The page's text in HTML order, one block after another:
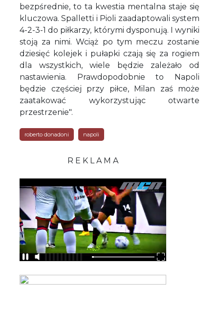
bezpśrednie, to ta kwestia mentalna staje się
kluczowa. Spalletti i Pioli zaadaptowali system
4-2-3-1 do piłkarzy, którymi dysponują. I wyniki
stoją za nimi. Wciąż po tym meczu zostanie
dziesięć kolejek i pułapki czają się za rogiem
dla wszystkich, wiele będzie zależało od
nastawienia. Prawdopodobnie to Napoli
będzie częściej przy piłce, Milan zaś może
zaatakować wykorzystując otwarte
przestrzenie".
roberto donadoni napoli
R E K L A M A